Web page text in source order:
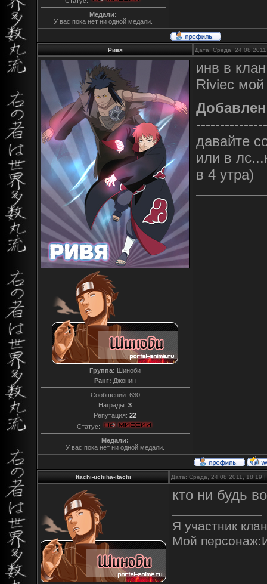
Медали:
У вас пока нет ни одной медали.
Ривя Дата: Среда,
Группа: Шиноби
Ранг: Джонин
Сообщений: 630
Награды: 3
Репутация: 22
Статус:
Медали:
У вас пока нет ни одной медали.
инв в
Riviec мой
давайте
или в
в 4 утра)
Itachi-uchiha-itachi Дата: Среда, 24.08.2011, 18:19
кто ни будь
Я участник
Мой